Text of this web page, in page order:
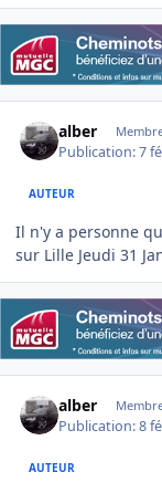
alber
Publication:7
AUTEUR
Il n'y a personne
sur Lille Jeudi 31
alber
Publication:8
AUTEUR